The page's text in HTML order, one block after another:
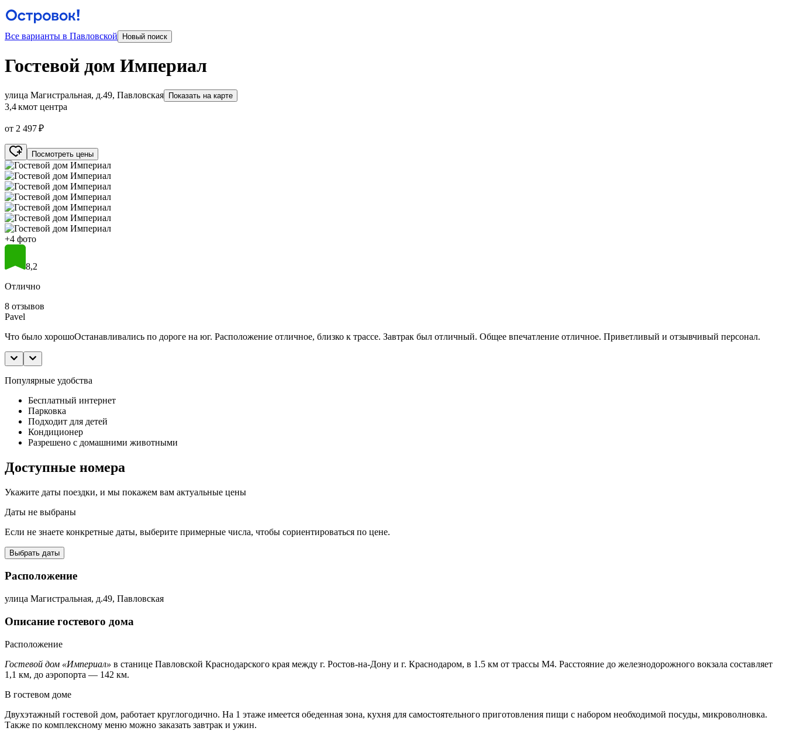
Все варианты в Павловской Новый поиск
Гостевой дом Империал
улица Магистральная, д.49, Павловская Показать на карте
3,4 кмот центра
от 2 497 ₽
Посмотреть цены
+4 фото
8,2
Отлично
8 отзывов
Pavel
Что было хорошоОстанавливались по дороге на юг. Расположение отличное, близко к трассе. Завтрак был отличный. Общее впечатление отличное. Приветливый и отзывчивый персонал.
Популярные удобства
Бесплатный интернет
Парковка
Подходит для детей
Кондиционер
Разрешено с домашними животными
Доступные номера
Укажите даты поездки, и мы покажем вам актуальные цены
Даты не выбраны
Если не знаете конкретные даты, выберите примерные числа, чтобы сориентироваться по цене.
Выбрать даты
Расположение
улица Магистральная, д.49, Павловская
Описание гостевого дома
Расположение
Гостевой дом «Империал» в станице Павловской Краснодарского края между г. Ростов-на-Дону и г. Краснодаром, в 1.5 км от трассы М4. Расстояние до железнодорожного вокзала составляет
1,1 км, до аэропорта — 142 км.
В гостевом доме
Двухэтажный гостевой дом, работает круглогодично. На 1 этаже имеется обеденная зона, кухня для самостоятельного приготовления пищи с набором необходимой посуды, микроволновка.
Также по комплексному меню можно заказать завтрак и ужин.